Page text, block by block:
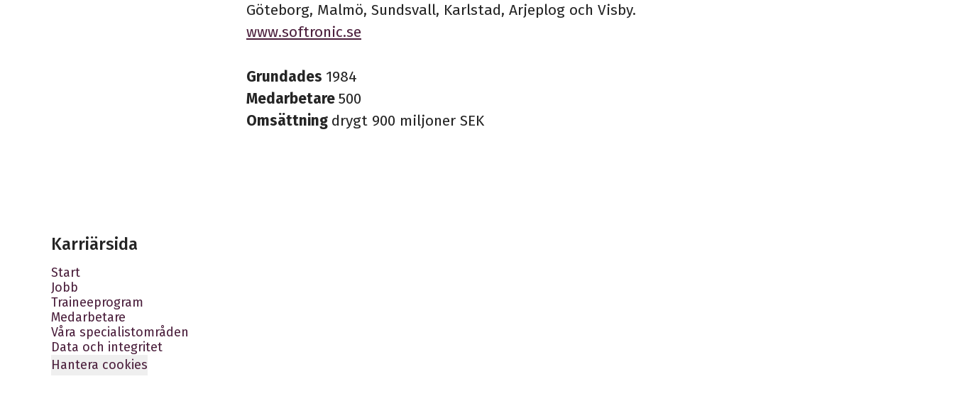
Göteborg, Malmö, Sundsvall, Karlstad, Arjeplog och Visby.
www.softronic.se
Grundades 1984
Medarbetare500
Omsättning drygt 900 miljoner SEK
Karriärsida
Start
Jobb
Traineeprogram
Medarbetare
Våra specialistområden
Data och integritet
Hantera cookies